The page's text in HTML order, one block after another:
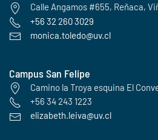
Calle Angamos #655, Reñaca,
+56 32 260 3029
monica.toledo@uv.cl
Campus San Felipe
Camino la Troya esquina El
+56 34 243 1223
elizabeth.leiva@uv.cl